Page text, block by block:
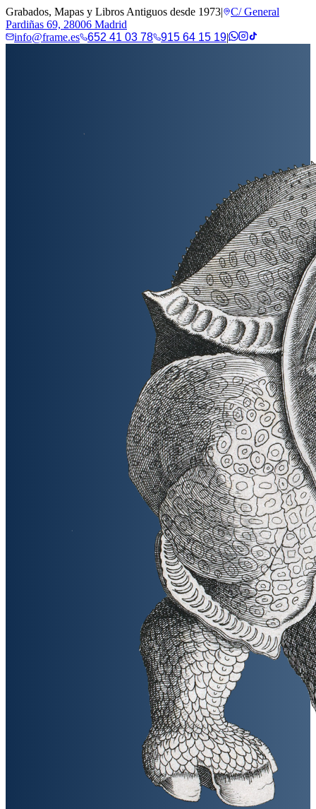
Grabados, Mapas y Libros Antiguos desde 1973|
C/ General
Pardiñas 69, 28006 Madrid
info@frame.es
652 41 03 78 915 64 15 19|